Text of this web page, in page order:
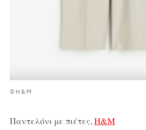
©H&M
Παντελόνι με πιέτες, H&M